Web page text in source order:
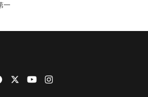
一